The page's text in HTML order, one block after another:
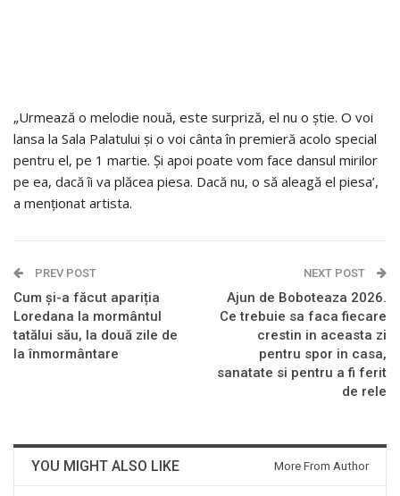
„Urmează o melodie nouă, este surpriză, el nu o știe. O voi
lansa la Sala Palatului și o voi cânta în premieră acolo special
pentru el, pe 1 martie. Și apoi poate vom face dansul mirilor
pe ea, dacă îi va plăcea piesa. Dacă nu, o să aleagă el piesa’,
a menționat artista.
PREV POST
Cum și-a făcut apariția
Loredana la mormântul
tatălui său, la două zile de
la înmormântare
NEXT POST
Ajun de Boboteaza 2026.
Ce trebuie sa faca fiecare
crestin in aceasta zi
pentru spor in casa,
sanatate si pentru a fi ferit
de rele
YOU MIGHT ALSO LIKE More From Author